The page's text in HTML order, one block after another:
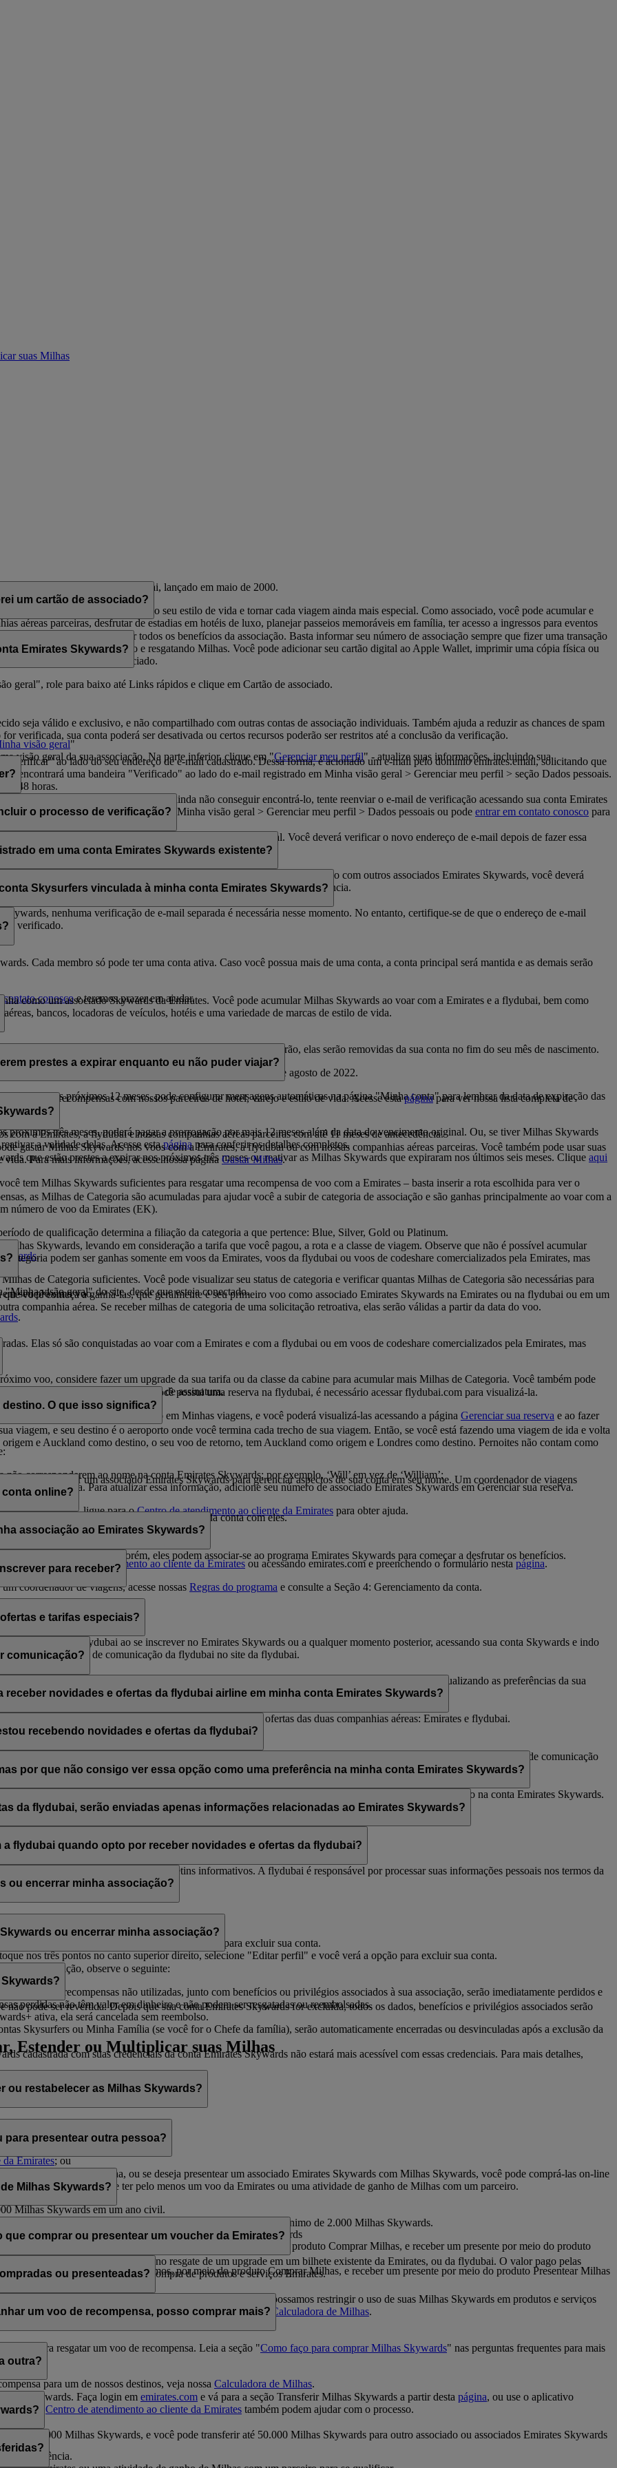
suas Milhas
aéreas Emirates e flydubai, lançado em maio de 2000.
pensados para complementar o seu estilo de vida e tornar cada viagem ainda mais especial. Como associado, você pode acumular e
aéreas parceiras, desfrutar de estadias em hotéis de luxo, planejar passeios memoráveis ​​em família, ter acesso a ingressos para eventos
benefícios.
um cartão de associado?
cartão físico para aproveitar todos os benefícios da associação. Basta informar seu número de associação sempre que fizer uma transação
para continuar acumulando e resgatando Milhas. Você pode adicionar seu cartão digital ao Apple Wallet, imprimir uma cópia física ou
aos seus dados de associado.
geral", role para baixo até Links rápidos e clique em Cartão de associado.
Emirates Skywards?
visão geral"
visão geral da sua associação. Na parte inferior, clique em "Gerenciar meu perfil" - atualize suas informações, incluindo sua
no canto superior direito da tela.
seja válido e exclusivo, e não compartilhado com outras contas de associação individuais. Também ajuda a reduzir as chances de spam
verificada, sua conta poderá ser desativada ou certos recursos poderão ser restritos até a conclusão da verificação.
ao lado do seu endereço de e-mail cadastrado. Dessa forma, é acionado um e-mail pelo domínio emirates.email, solicitando que
encontrará uma bandeira "Verificado" ao lado do e-mail registrado em Minha visão geral > Gerenciar meu perfil > seção Dados pessoais.
48 horas.
mails são filtrados incorretamente. Se ainda não conseguir encontrá-lo, tente reenviar o e-mail de verificação acessando sua conta Emirates
encontrará a opção "Verificar" em Minha visão geral > Gerenciar meu perfil > Dados pessoais ou pode entrar em contato conosco para
o processo de verificação?
mesmo depois de verificar seu endereço de e-mail atual. Você deverá verificar o novo endereço de e-mail depois de fazer essa
em uma conta Emirates Skywards existente?
endereço de e-mail exclusivo. Se seu endereço de e-mail for compartilhado com outros associados Emirates Skywards, você deverá
prosseguir com a verificação. Entre em contato conoscopara obter assistência.
Skysurfers vinculada à minha conta Emirates Skywards?
nenhuma verificação de e-mail separada é necessária nesse momento. No entanto, certifique-se de que o endereço de e-mail
verificado.
Cada membro só pode ter uma conta ativa. Caso você possua mais de uma conta, a conta principal será mantida e as demais serão
contato conoscoe teremos prazer em ajudar.
como um associado Skywards da Emirates. Você pode acumular Milhas Skywards ao voar com a Emirates e a flydubai, bem como
bancos, locadoras de veículos, hotéis e uma variedade de marcas de estilo de vida.
ganho. Dentro do ano civil em que as Milhas Skywards vencerão, elas serão removidas da sua conta no fim do seu mês de nascimento.
e seu aniversário é em agosto, essas Milhas vencerão em 31 de agosto de 2022.
expirar nos próximos 12 meses, pode configurar mensagens automáticas na página "Minha conta" para lembrar da data de expiração das
três meses, poderá pagar a prorrogação por mais 12 meses além da data do vencimento original. Ou, se tiver Milhas Skywards
a validade delas. Acesse estapáginapara conferir os detalhes completos.
prestes a expirar enquanto eu não puder viajar?
em recompensas com nossos parceiros de hotel, varejo e estilo de vida. Acesse estapáginapara ver nossa lista completa de
a Emirates, a flydubai e nossas companhias aéreas parceiras com até 11 meses de antecedência.
que estão prestes a expirar nos próximos três meses ou reativar as Milhas Skywards que expiraram nos últimos seis meses. Clique aqui
gastar Milhas Skywards nos voos com a Emirates, a flydubai ou com nossas companhias aéreas parceiras. Você também pode usar suas
Para mais informações, acesse nossa página Gastar Milhas.
tem Milhas Skywards suficientes para resgatar uma recompensa de voo com a Emirates – basta inserir a rota escolhida para ver o
as Milhas de Categoria são acumuladas para ajudar você a subir de categoria de associação e são ganhas principalmente ao voar com a
número de voo da Emirates (EK).
de qualificação determina a filiação da categoria a que pertence: Blue, Silver, Gold ou Platinum.
.
de Categoria suficientes. Você pode visualizar seu status de categoria e verificar quantas Milhas de Categoria são necessárias para
visão geral" do site, desde que esteja conectado.
Skywards, levando em consideração a tarifa que você pagou, a rota e a classe de viagem. Observe que não é possível acumular
podem ser ganhas somente em voos da Emirates, voos da flydubai ou voos de codeshare comercializados pela Emirates, mas
em seu próximo voo.
.
que você começa a ganhá-las, que geralmente é seu primeiro voo como associado Emirates Skywards na Emirates ou na flydubai ou em um
companhia aérea. Se receber milhas de categoria de uma solicitação retroativa, elas serão válidas a partir da data do voo.
Elas só são conquistadas ao voar com a Emirates e com a flydubai ou em voos de codeshare comercializados pela Emirates, mas
voo, considere fazer um upgrade da sua tarifa ou da classe da cabine para acumular mais Milhas de Categoria. Você também pode
de Categoria durante o período de assinatura.
viagens com a Emirates. Se você possui uma reserva na flydubai, é necessário acessar flydubai.com para visualizá-la.
Skywards) também aparecerão em Minhas viagens, e você poderá visualizá-las acessando a página Gerenciar sua reserva e ao fazer
corresponderem ao nome na conta Emirates Skywards; por exemplo, ‘Will’ em vez de ‘William’;
à reserva. Para atualizar essa informação, adicione seu número de associado Emirates Skywards em Gerenciar sua reserva.
futuras reservas, ligue para oCentro de atendimento ao cliente da Emirates para obter ajuda.
destino. O que isso significa?
viagem, e seu destino é o aeroporto onde você termina cada trecho de sua viagem. Então, se você está fazendo uma viagem de ida e volta
e Auckland como destino, o seu voo de retorno, tem Auckland como origem e Londres como destino. Pernoites não contam como
ser indicado por um associado Emirates Skywards para gerenciar aspectos de sua conta em seu nome. Um coordenador de viagens
com o Centro de atendimento ao cliente da Emirates ou acessando emirates.com e preenchendo o formulário nesta página.
coordenador de viagens, acesse nossas Regras do programa e consulte a Seção 4: Gerenciamento da conta.
online?
a menos que você compartilhe as credenciais da conta com eles.
associação ao Emirates Skywards?
associação da sua conta. Porém, eles podem associar-se ao programa Emirates Skywards para começar a desfrutar os benefícios.
para receber?
e tarifas especiais?
Skywards e/ou flydubai ao se inscrever no Emirates Skywards ou a qualquer momento posterior, acessando sua conta Skywards e indo
suas assinaturas de comunicação da flydubai no site da flydubai.
comunicação?
"Cancelar assinatura" disponível na parte inferior dos seus e-mails da flydubai e/ou da Emirates, atualizando as preferências da sua
ou a flydubai através do Chat ao vivo ou do Centro de atendimento ao cliente.
novidades e ofertas da flydubai airline em minha conta Emirates Skywards?
portanto, você pode optar por receber novidades e ofertas das duas companhias aéreas: Emirates e flydubai.
recebendo novidades e ofertas da flydubai?
de se cadastrar para receber novidades e ofertas da Emirates, do Emirates Skywards e da flydubai. Suas preferências de comunicação
por que não consigo ver essa opção como uma preferência na minha conta Emirates Skywards?
números de associação Emirates Skywards ou o nome fornecido não corresponde ao nome informado na conta Emirates Skywards.
de e-mail emPreferências pessoais.
da flydubai, serão enviadas apenas informações relacionadas ao Emirates Skywards?
flydubai quando opto por receber novidades e ofertas da flydubai?
para que você possa receber os boletins informativos. A flydubai é responsável por processar suas informações pessoais nos termos da
ou encerrar minha associação?
" e você encontrará a opção para excluir sua conta.
nos três pontos no canto superior direito, selecione "Editar perfil" e você verá a opção para excluir sua conta.
ou encerrar minha associação?
sua associação, observe o seguinte:
Milhas e recompensas não utilizadas, junto com benefícios ou privilégios associados à sua associação, serão imediatamente perdidos e
perdidas não têm valor em dinheiro e não podem ser resgatadas ou reembolsadas.
ativa, ela será cancelada sem reembolso.
Skysurfers ou Minha Família (se você for o Chefe da família), serão automaticamente encerradas ou desvinculadas após a exclusão da
cadastrada com suas credenciais da conta Emirates Skywards não estará mais acessível com essas credenciais. Para mais detalhes,
não pode ser revertida. Depois que sua conta Emirates Skywards for excluída, todos os dados, benefícios e privilégios associados serão
Estender ou Multiplicar suas Milhas
ou restabelecer as Milhas Skywards?
Emirates; ou
no site emirates.com.
presentear outra pessoa?
de sua escolha, ou se deseja presentear um associado Emirates Skywards com Milhas Skywards, você pode comprá-las on-line
que efetuar a compra deve ter pelo menos um voo da Emirates ou uma atividade de ganho de Milhas com um parceiro.
Milhas Skywards em um ano civil.
Skywards por transação por USD 30 cada 1.000 Milhas Skywards
Milhas Skywards?
a outra pessoa em múltiplos de 1.000, começando com o valor mínimo de 2.000 Milhas Skywards.
Milhas Skywards em um ano civil para si mesmos, por meio do produto Comprar Milhas, e receber um presente por meio do produto
em um ano civil para si mesmos, por meio do produto Comprar Milhas, e receber um presente por meio do produto Presentear Milhas
comprar ou presentear um voucher da Emirates?
em voos Classic Rewards ou no resgate de um upgrade em um bilhete existente da Emirates, ou da flydubai. O valor pago pelas
como voucher em dinheiro para compra de produtos e serviços Emirates.
ou presenteadas?
trocadas por voos Classic Rewards e Upgrades. Embora não possamos restringir o uso de suas Milhas Skywards em produtos e serviços
Milhas Skywards relacionados a voos e upgrades em nossa Calculadora de Milhas.
um voo de recompensa, posso comprar mais?
para resgatar um voo de recompensa. Leia a seção "Como faço para comprar Milhas Skywards" nas perguntas frequentes para mais
.
para um de nossos destinos, veja nossa Calculadora de Milhas.
outra?
Skywards. Faça login em emirates.com e vá para a seção Transferir Milhas Skywards a partir desta página, ou use o aplicativo
e o Centro de atendimento ao cliente da Emirates também podem ajudar com o processo.
transferência.
de 2.000 Milhas Skywards, e você pode transferir até 50.000 Milhas Skywards para outro associado ou associados Emirates Skywards